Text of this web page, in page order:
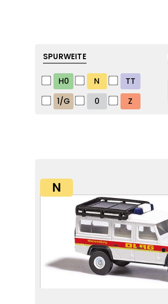
SPURWEITE
H0 N
TT
1/G
0 Z
N